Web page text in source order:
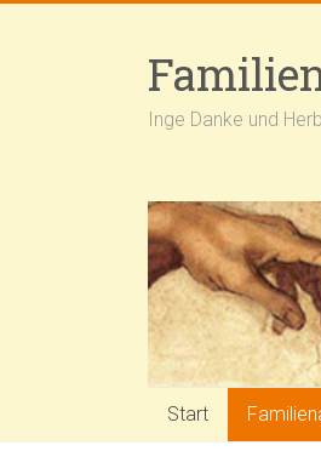
Inge Danke und
Start